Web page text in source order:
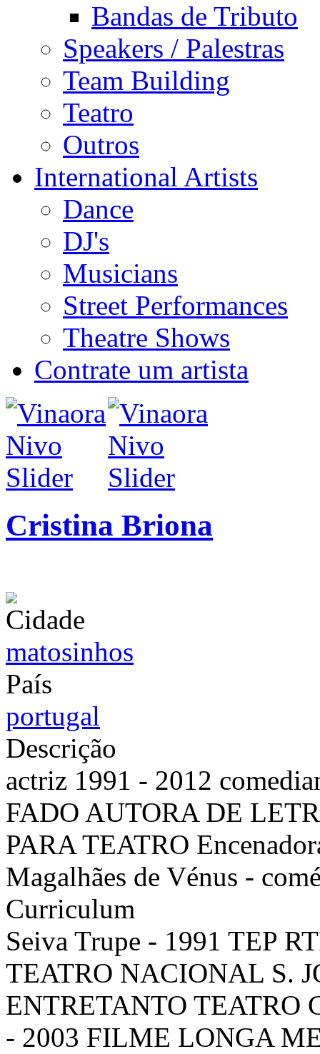
Bandas de Tributo
Speakers / Palestras
Team Building
Teatro
Outros
International Artists
Dance
DJ's
Musicians
Street Performances
Theatre Shows
Contrate um artista
Cristina Briona
Cidade
matosinhos
País
portugal
Descrição
actriz 1991 - 2012
FADO AUTORA DE
PARA TEATRO
Magalhães de Vénus -
Curriculum
Seiva Trupe - 1991 TEP
TEATRO NACIONAL S.
ENTRETANTO TEATRO
- 2003 FILME LONGA